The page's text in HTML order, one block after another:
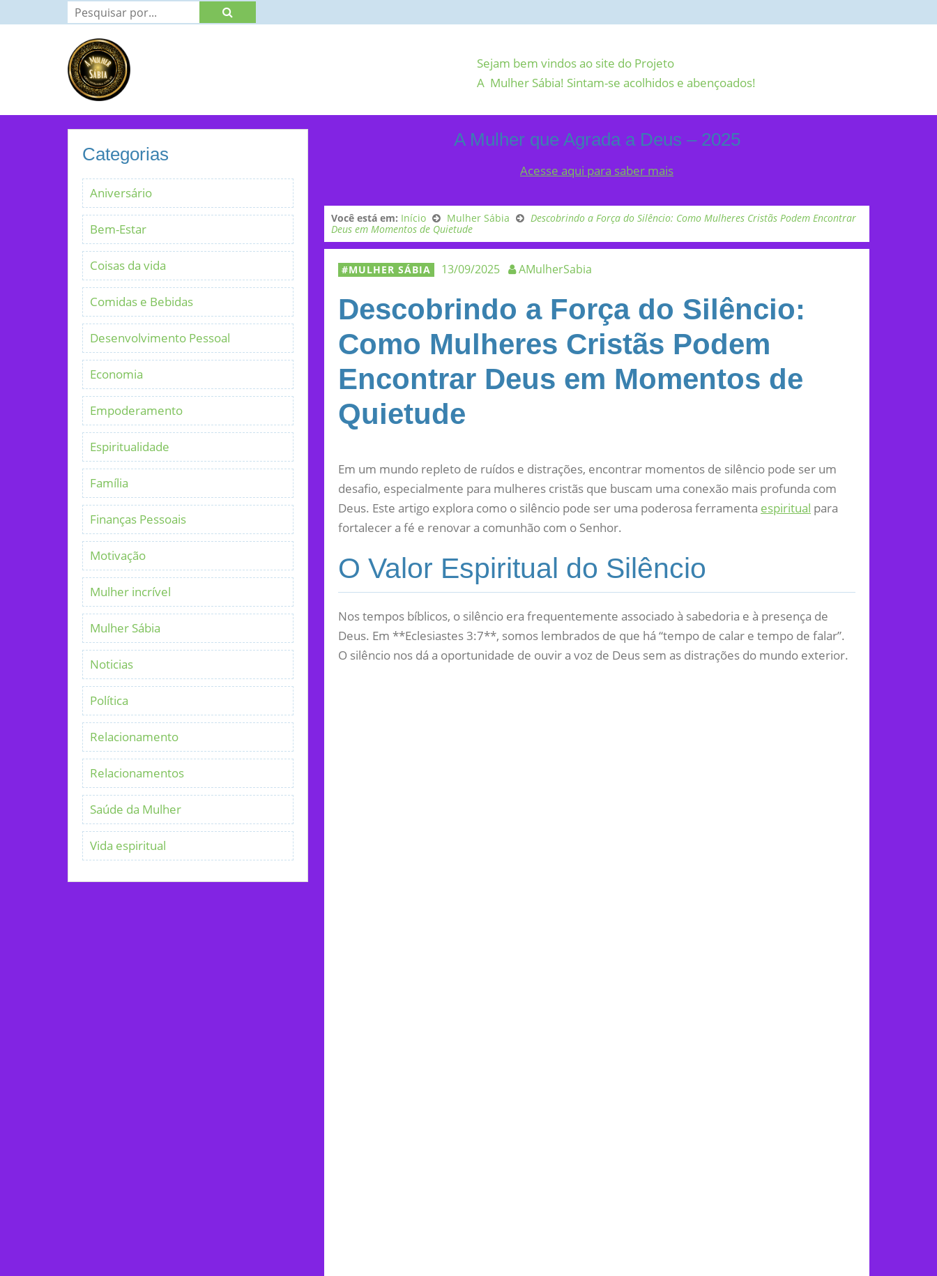
Sejam bem vindos ao site do Projeto
A Mulher Sábia! Sintam-se acolhidos e abençoados!
A Mulher que Agrada a Deus – 2025
Acesse aqui para saber mais
Você está em: Início Mulher Sábia
Descobrindo a Força do Silêncio: Como Mulheres Cristãs Podem Encontrar
Deus em Momentos de Quietude
MULHER SÁBIA 13/09/2025 AMulherSabia
Descobrindo a Força do Silêncio:
Como Mulheres Cristãs Podem
Encontrar Deus em Momentos de
Quietude
Em um mundo repleto de ruídos e distrações, encontrar momentos de silêncio pode ser um
desafio, especialmente para mulheres cristãs que buscam uma conexão mais profunda com
Deus. Este artigo explora como o silêncio pode ser uma poderosa ferramenta espiritual para
fortalecer a fé e renovar a comunhão com o Senhor.
O Valor Espiritual do Silêncio
Nos tempos bíblicos, o silêncio era frequentemente associado à sabedoria e à presença de
Deus. Em **Eclesiastes 3:7**, somos lembrados de que há “tempo de calar e tempo de falar”.
O silêncio nos dá a oportunidade de ouvir a voz de Deus sem as distrações do mundo exterior.
Categorias
Aniversário
Bem-Estar
Coisas da vida
Comidas e Bebidas
Desenvolvimento Pessoal
Economia
Empoderamento
Espiritualidade
Família
Finanças Pessoais
Motivação
Mulher incrível
Mulher Sábia
Noticias
Política
Relacionamento
Relacionamentos
Saúde da Mulher
Vida espiritual